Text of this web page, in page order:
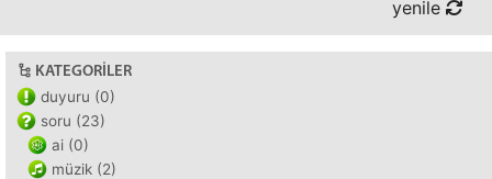
yenile
KATEGORILER
duyuru (0)
soru (23)
ai (0)
müzik (2)